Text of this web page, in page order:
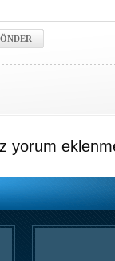
yorum